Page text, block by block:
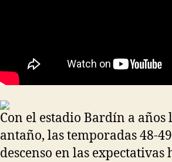
Con el estadio Bardín a
antaño, las temporadas 48-
descenso en las